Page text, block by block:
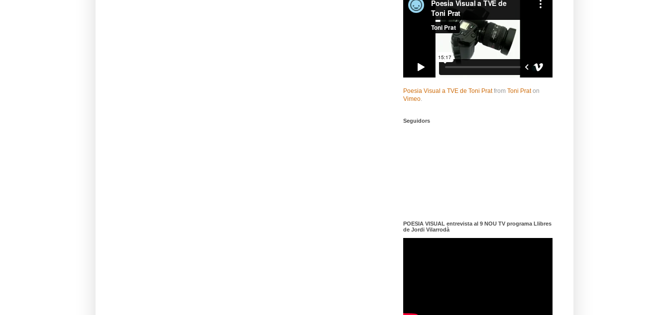
Poesia Visual a TVE de Toni Pratfrom Toni Praton
Vimeo.
Seguidors
POESIA VISUAL entrevista al 9 NOU TV programa Llibres
de Jordi Vilarrodà